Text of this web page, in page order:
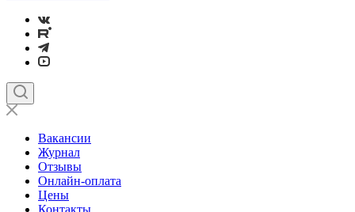
Вакансии
Журнал
Отзывы
Онлайн-оплата
Цены
Контакты